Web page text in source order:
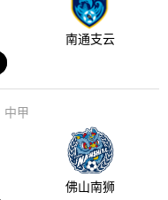
南通支云
中甲
佛山南狮